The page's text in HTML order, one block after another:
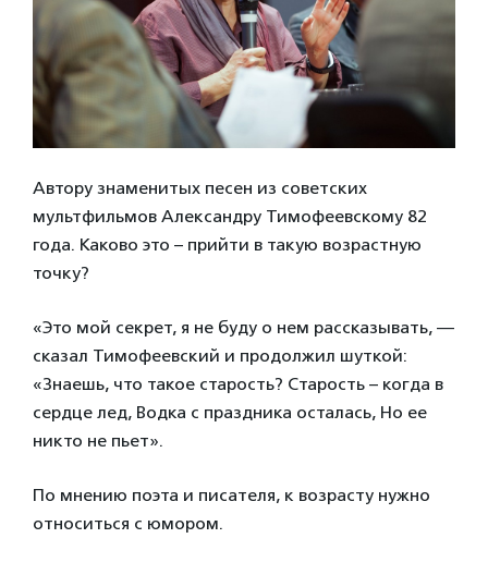
Автору знаменитых песен из советских
мультфильмов Александру Тимофеевскому 82
года. Каково это – прийти в такую возрастную
точку?
«Это мой секрет, я не буду о нем рассказывать, —
сказал Тимофеевский и продолжил шуткой:
«Знаешь, что такое старость? Старость – когда в
сердце лед, Водка с праздника осталась, Но ее
никто не пьет».
По мнению поэта и писателя, к возрасту нужно
относиться с юмором.